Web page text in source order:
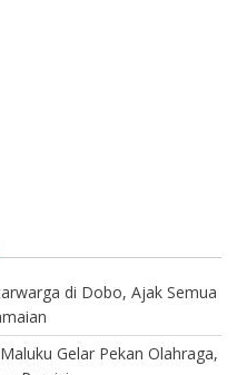
di Dobo, Ajak Semua
Gelar Pekan Olahraga,